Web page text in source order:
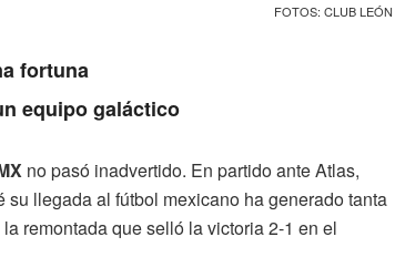
FOTOS: CLUB LEÓN
fortuna
equipo galáctico
no pasó inadvertido. En partido ante Atlas,
llegada al fútbol mexicano ha generado tanta
remontada que selló la victoria 2-1 en el